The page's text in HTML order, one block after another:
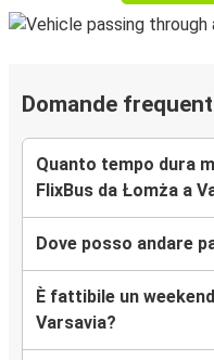
Domande
Quanto tempo dura
FlixBus da Łomża a
Dove posso andare
È fattibile un
Varsavia?